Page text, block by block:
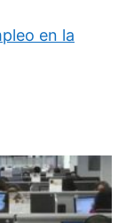
en la